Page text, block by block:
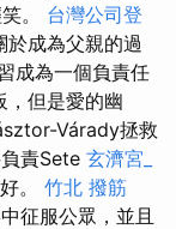
。 台灣公司登
於成為父親的過
成為一個負責任
，但是愛的幽
Várady拯救
責Sete 玄濟宮_
。 竹北 撥筋
征服公眾，並且